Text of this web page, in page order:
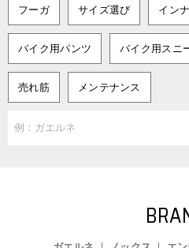
フーガ サイズ選び イン
バイク用パンツ バイク用スニ
売れ筋 メンテナンス